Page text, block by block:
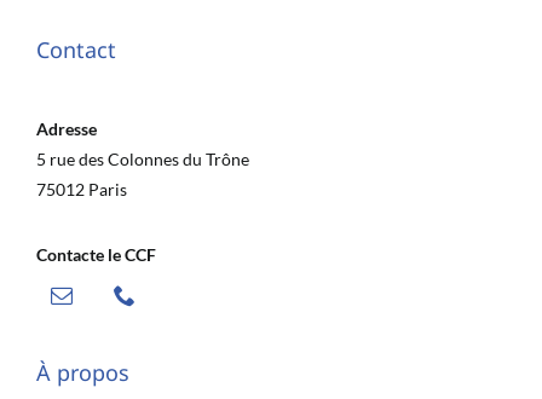
Contact
Adresse
5 rue des Colonnes du Trône
75012 Paris
Contacte le CCF
À propos